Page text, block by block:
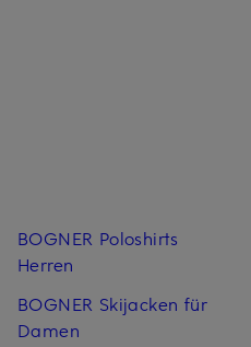
BOGNER Poloshirts
Herren
BOGNER Skijacken für
Damen